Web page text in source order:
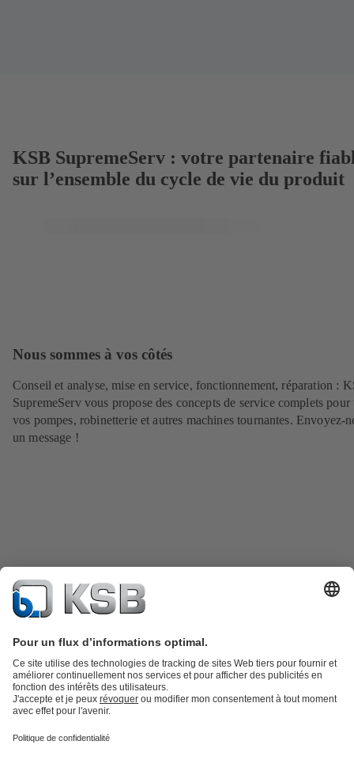
KSB SupremeServ : votre partenaire
sur l’ensemble du cycle de vie du produit
Nous sommes à vos côtés
Conseil et analyse, mise en service, fonctionnement, réparation :
SupremeServ vous propose des concepts de service complets pour
vos pompes, robinetterie et autres machines tournantes. Envoyez-
un message !